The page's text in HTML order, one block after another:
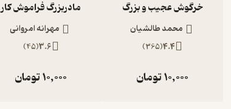
خرگوش عجیب و بزرگ
محمد طالشیان
4.4
(
365
)
10,000تومان
مادربزرگ فراموش کار
مهرانه امروانی
3.6
(
45
)
10,000تومان